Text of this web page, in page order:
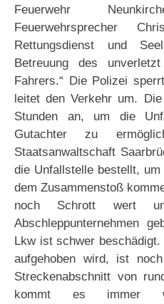
Feuerwehr
Feuerwehrsprecher
Rettungsdienst und
Betreuung des
Fahrers.“ Die Polizei
leitet den Verkehr um.
Stunden an, um die
Gutachter zu
Staatsanwaltschaft
die Unfallstelle bestellt,
dem Zusammenstoß
noch Schrott wert
Abschleppunternehmen
Lkw ist schwer
aufgehoben wird, ist
Streckenabschnitt von
kommt es immer